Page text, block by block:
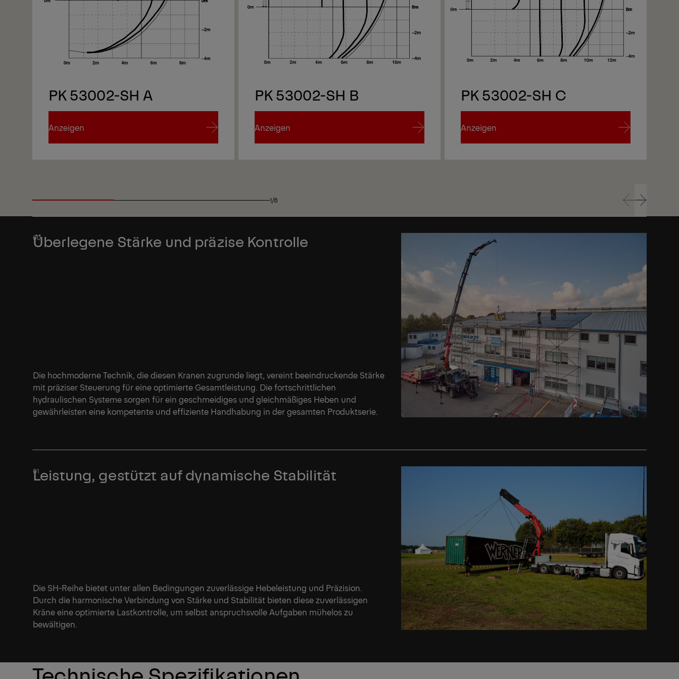
Weiter
Weiter
PK 53002-SH A
Anzeigen
PK 53002-SH B
Anzeigen
PK 53002-SH C
Anzeigen
1/8 Prev
Prev
Next
Next
Überlegene Stärke und präzise Kontrolle
Die hochmoderne Technik, die diesen Kranen zugrunde liegt, vereint beeindruckende Stärke
mit präziser Steuerung für eine optimierte Gesamtleistung. Die fortschrittlichen
hydraulischen Systeme sorgen für ein geschmeidiges und gleichmäßiges Heben und
gewährleisten eine kompetente und effiziente Handhabung in der gesamten Produktserie.
Leistung, gestützt auf dynamische Stabilität
Die SH-Reihe bietet unter allen Bedingungen zuverlässige Hebeleistung und Präzision.
Durch die harmonische Verbindung von Stärke und Stabilität bieten diese zuverlässigen
Kräne eine optimierte Lastkontrolle, um selbst anspruchsvolle Aufgaben mühelos zu
bewältigen.